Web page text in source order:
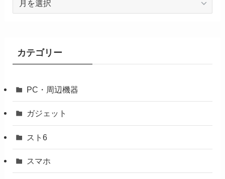
カテゴリー
PC・周辺機器
ガジェット
スト6
スマホ